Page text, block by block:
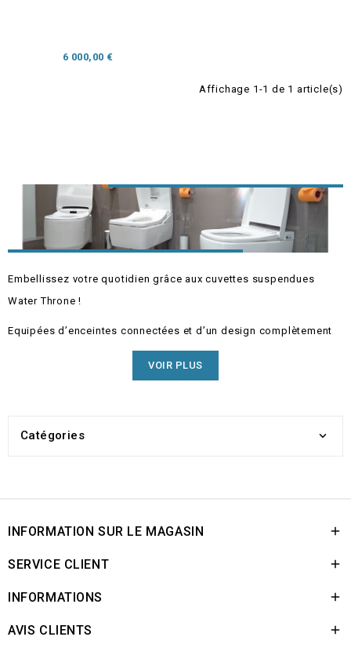
6 000,00 €
Affichage 1-1 de 1 article(s)
Embellissez votre quotidien grâce aux cuvettes suspendues
Water Throne !
Equipées d’enceintes connectées et d’un design complètement
inédit, transformez vos WC en lieu de loisirs et en œuvre d’art.
VOIR PLUS
Catégories 
INFORMATION SUR LE MAGASIN 
SERVICE CLIENT 
INFORMATIONS 
AVIS CLIENTS 